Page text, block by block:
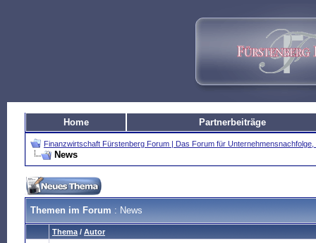
Home Partnerbeiträge
Finanzwirtschaft Fürstenberg Forum | Das Forum für
News
Themen im Forum : News
Thema / Autor